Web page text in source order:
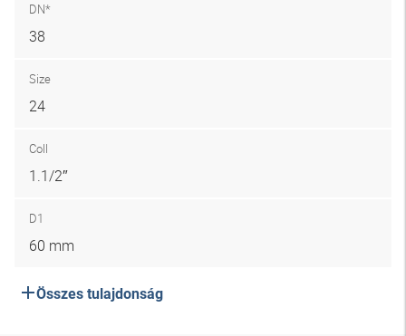
DN*
38
Size
24
Coll
1.1/2″
D1
60 mm
Összes tulajdonság